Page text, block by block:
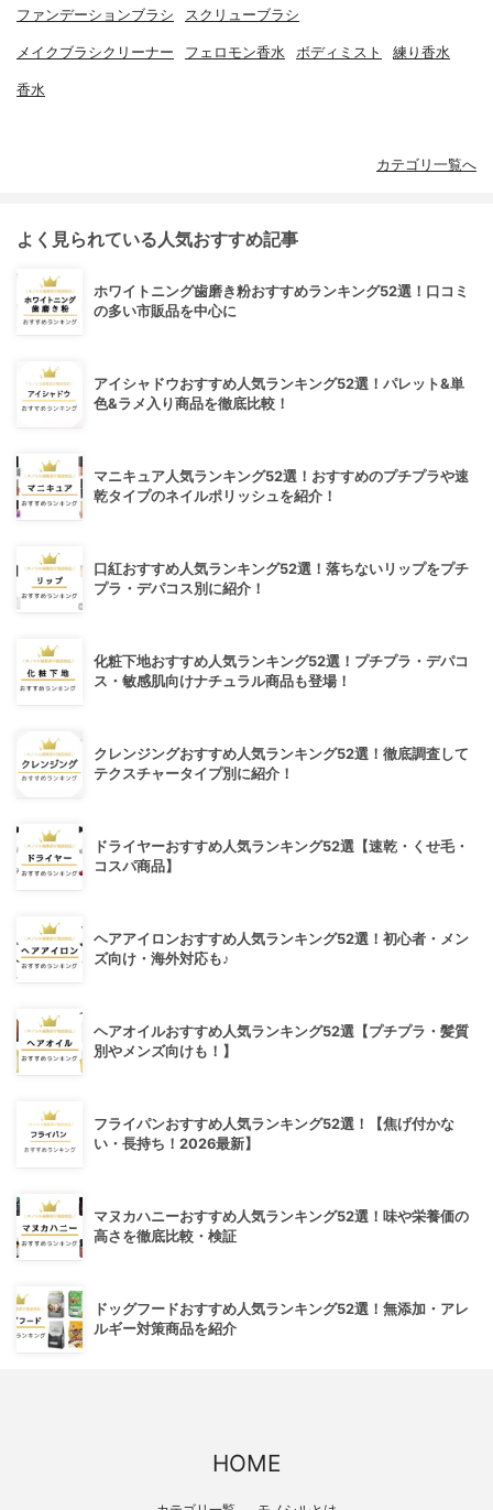
ファンデーションブラシ スクリューブラシ
メイクブラシクリーナー フェロモン香水 ボディミスト 練り香水
香水
カテゴリ一覧へ
よく見られている人気おすすめ記事
ホワイトニング歯磨き粉おすすめランキング52選！口コミ
の多い市販品を中心に
アイシャドウおすすめ人気ランキング52選！パレット&単
色&ラメ入り商品を徹底比較！
マニキュア人気ランキング52選！おすすめのプチプラや速
乾タイプのネイルポリッシュを紹介！
口紅おすすめ人気ランキング52選！落ちないリップをプチ
プラ・デパコス別に紹介！
化粧下地おすすめ人気ランキング52選！プチプラ・デパコ
ス・敏感肌向けナチュラル商品も登場！
クレンジングおすすめ人気ランキング52選！徹底調査して
テクスチャータイプ別に紹介！
ドライヤーおすすめ人気ランキング52選【速乾・くせ毛・
コスパ商品】
ヘアアイロンおすすめ人気ランキング52選！初心者・メン
ズ向け・海外対応も♪
ヘアオイルおすすめ人気ランキング52選【プチプラ・髪質
別やメンズ向けも！】
フライパンおすすめ人気ランキング52選！【焦げ付かな
い・長持ち！2026最新】
マヌカハニーおすすめ人気ランキング52選！味や栄養価の
高さを徹底比較・検証
ドッグフードおすすめ人気ランキング52選！無添加・アレ
ルギー対策商品を紹介
HOME